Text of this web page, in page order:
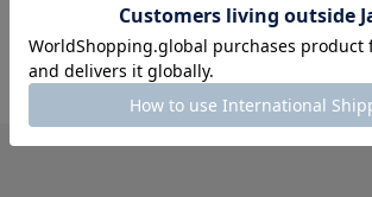
サシェ（香り袋）を先着200名様にプレゼント！